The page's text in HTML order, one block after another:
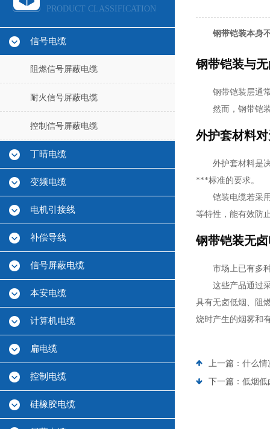
PRODUCT CLASSIFICATION
信号电缆
阻燃信号屏蔽电缆
耐火信号屏蔽电缆
控制信号屏蔽电缆
丁晴电缆
变频电缆
电机引接线
补偿导线
信号屏蔽电缆
本安电缆
计算机电缆
扁电缆
控制电缆
硅橡胶电缆
钢带铠装本身
钢带铠装与
钢带铠装层通
然而，钢带铠
外护套材料
外护套材料是
***标准的要求。
铠装电缆若采
等特性，能有效防
钢带铠装无
市场上已有多
这些产品通过
具有无卤低烟、阻
烧时产生的烟雾和
上一篇： 什么情
下一篇： 低烟低